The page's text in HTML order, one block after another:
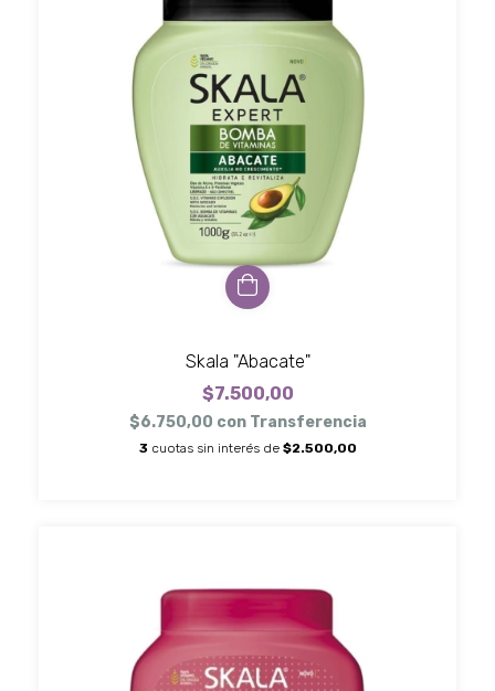
Skala "Abacate"
$7.500,00
$6.750,00 con Transferencia
3 cuotas sin interés de $2.500,00